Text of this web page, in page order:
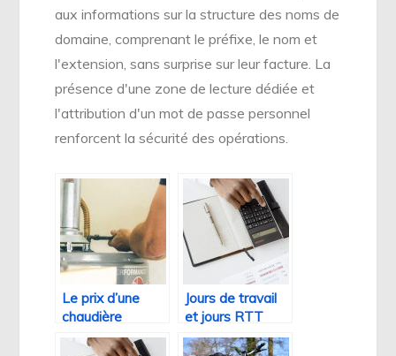
aux informations sur la structure des noms de
domaine, comprenant le préfixe, le nom et
l'extension, sans surprise sur leur facture. La
présence d'une zone de lecture dédiée et
l'attribution d'un mot de passe personnel
renforcent la sécurité des opérations.
Le prix d’une
chaudière
électrique selon
Jours de travail
et jours RTT
attribues a un